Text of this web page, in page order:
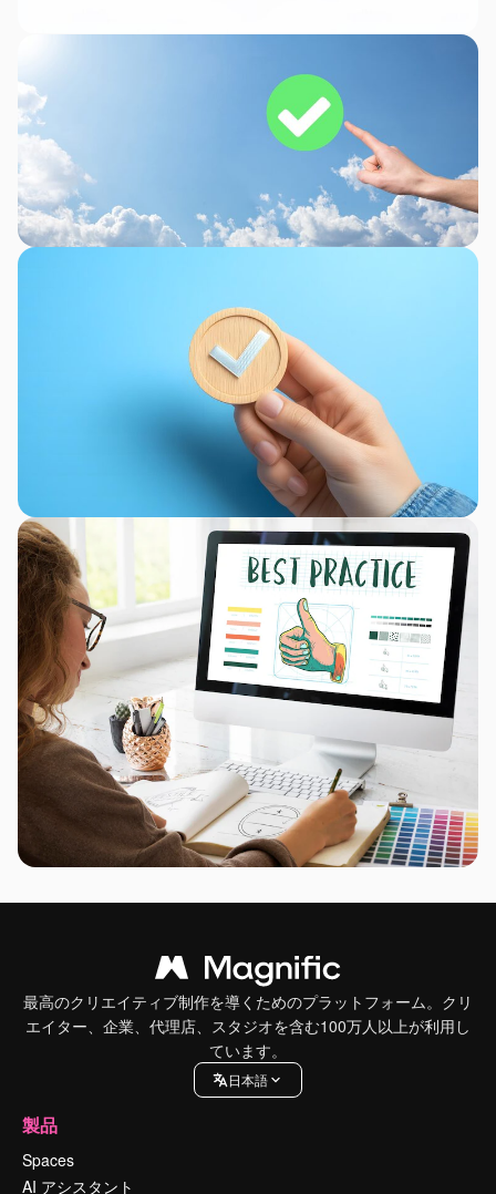
最高のクリエイティブ制作を導くためのプラットフォーム。クリ
エイター、企業、代理店、スタジオを含む100万人以上が利用し
ています。
日本語
製品
Spaces
AI アシスタント